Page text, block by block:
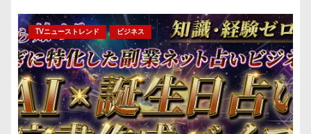
TVニューストレンド ビジネス